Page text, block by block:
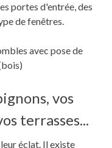
portes d'entrée, des
de fenêtres.
avec pose de
vos
terrasses...
éclat. Il existe